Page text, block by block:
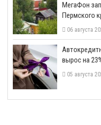
МегаФон
Пермского
06 августа
вырос на
05 августа